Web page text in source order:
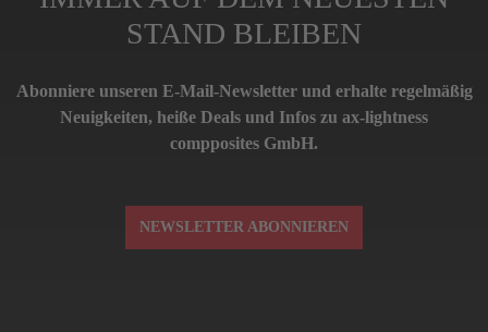
STAND BLEIBEN
Abonniere unseren E-Mail-Newsletter und erhalte regelmäßig
Neuigkeiten, heiße Deals und Infos zu ax-lightness
compposites GmbH.
NEWSLETTER ABONNIEREN